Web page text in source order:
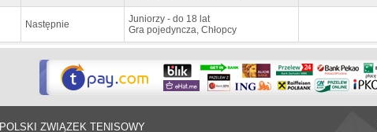
Następnie
Juniorzy - do 18 lat
Gra pojedyncza, Chłopcy
POLSKI ZWIĄZEK TENISOWY